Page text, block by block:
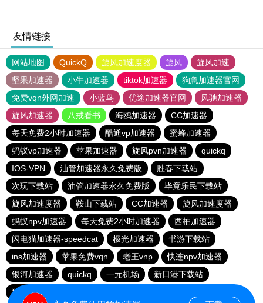
友情链接
网站地图 QuickQ 旋风加速度器 旋风
旋风加速
坚果加速器
小牛加速器 tiktok加速器
狗急加速器官网
免费vqn外网加速
小蓝鸟 优途加速器官网
风驰加速器
旋风加速器
八戒看书 海鸥加速器
CC加速器
每天免费2小时加速器
酷通vp加速器
蜜蜂加速器
蚂蚁vp加速器
苹果加速器 旋风pvn加速器
quickq
IOS-VPN
油管加速器永久免费版
胜春下载站
次玩下载站
油管加速器永久免费版
毕竟乐民下载站
旋风加速度器
鞍山下载站 CC加速器
旋风加速度器
蚂蚁npv加速器
每天免费2小时加速器
西柚加速器
闪电猫加速器-speedcat
极光加速器
书游下载站
ins加速器
苹果免费vqn 老王vnp
快连npv加速器
银河加速器
quickq 一元机场
新日港下载站
猎豹加速器